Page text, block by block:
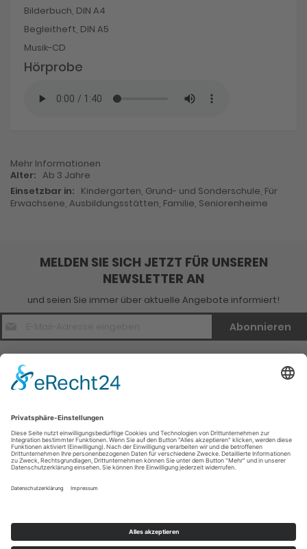
Bilderbuch, DIN A4
Begleitheft, DIN A5
Musik-CD
Hörprobe
Mehr Informationen
Mehr
Informationen
Ab 3 Jahre
Kindergarten, Grund- und Sonderschule, Für
Erwachsene, Ausbildungsstätten, Familie, Seniorenheime
MELDEN SIE SICH JETZT FÜR UNSEREN
NEWSLETTER AN
und seien Sie immer über aktuelle Angebote informiert!
E-
Adresse
*
Abonnieren
Verlagsinfo
Weitere Infomationen